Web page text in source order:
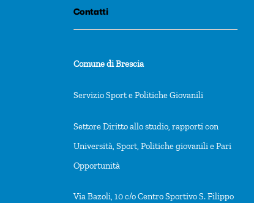
Contatti
Comune di Brescia
Servizio Sport e Politiche Giovanili
Settore Diritto allo studio, rapporti con
Università, Sport, Politiche giovanili e Pari
Opportunità
Via Bazoli, 10 c/o Centro Sportivo S. Filippo